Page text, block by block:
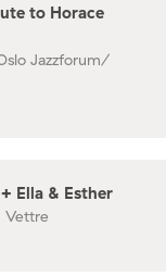
to Horace
Jazzforum/
Ella & Esther
Vettre